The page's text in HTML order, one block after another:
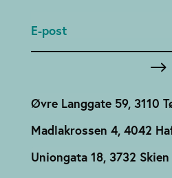
Øvre Langgate 59, 3110
Madlakrossen 4, 4042
Uniongata 18, 3732 Skien